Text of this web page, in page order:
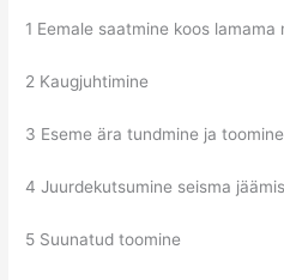
1 Eemale saatmine koos
2 Kaugjuhtimine
3 Eseme ära tundmine ja toomine
4 Juurdekutsumine seisma
5 Suunatud toomine